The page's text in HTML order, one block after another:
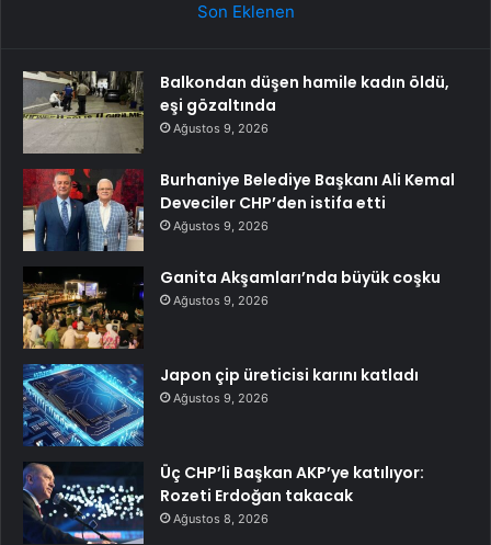
Son Eklenen
Balkondan düşen hamile kadın öldü,
eşi gözaltında
Ağustos 9, 2026
Burhaniye Belediye Başkanı Ali Kemal
Deveciler CHP’den istifa etti
Ağustos 9, 2026
Ganita Akşamları’nda büyük coşku
Ağustos 9, 2026
Japon çip üreticisi karını katladı
Ağustos 9, 2026
Üç CHP’li Başkan AKP’ye katılıyor:
Rozeti Erdoğan takacak
Ağustos 8, 2026